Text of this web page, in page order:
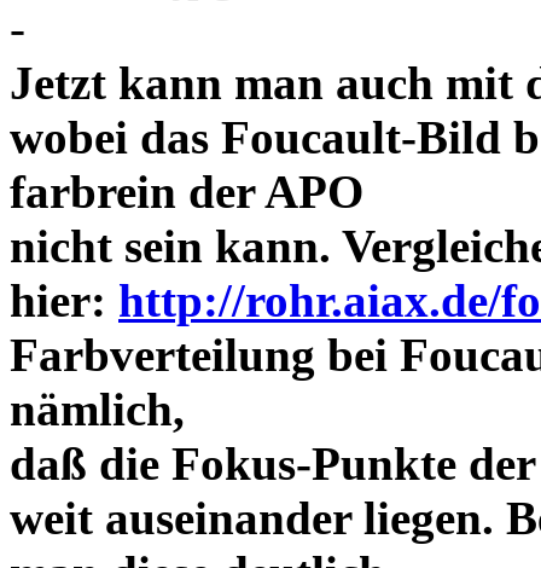
-
Jetzt kann man auch mit
wobei das Foucault-Bild
farbrein der APO
nicht sein kann.
hier: http://rohr.aiax.de/
Farbverteilung bei
nämlich,
daß die Fokus-Punkte
weit auseinander liegen.